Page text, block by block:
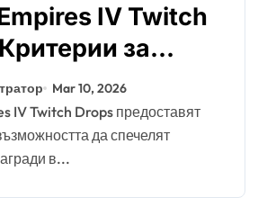
IV Twitch
за
Процес
Видове
Mar 10, 2026
да спечелят
в...